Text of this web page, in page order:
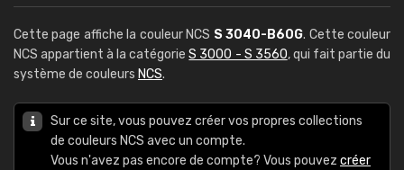
Cette page affiche la couleur NCS S 3040-B60G. Cette couleur
NCS appartient à la catégorieS 3000 - S 3560, qui fait partie du
système de couleurs NCS.
Sur ce site, vous pouvez créer vos propres collections
de couleurs NCS avec un compte.
Vous n'avez pas encore de compte? Vous pouvez créer